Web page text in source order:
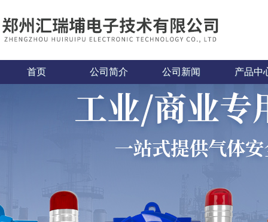
首页 公司简介 公司新闻 产品中